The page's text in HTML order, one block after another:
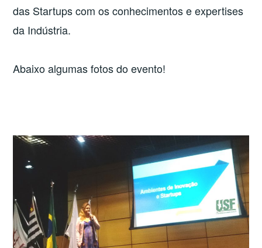
das Startups com os conhecimentos e expertises
da Indústria.
Abaixo algumas fotos do evento!